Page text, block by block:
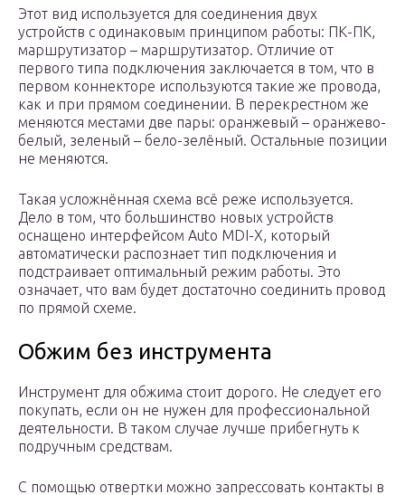
Этот вид используется для соединения двух
устройств с одинаковым принципом работы: ПК-ПК,
маршрутизатор – маршрутизатор. Отличие от
первого типа подключения заключается в том, что в
первом коннекторе используются такие же провода,
как и при прямом соединении. В перекрестном же
меняются местами две пары: оранжевый – оранжево-
белый, зеленый – бело-зелёный. Остальные позиции
не меняются.
Такая усложнённая схема всё реже используется.
Дело в том, что большинство новых устройств
оснащено интерфейсом Auto MDI-X, который
автоматически распознает тип подключения и
подстраивает оптимальный режим работы. Это
означает, что вам будет достаточно соединить провод
по прямой схеме.
Обжим без инструмента
Инструмент для обжима стоит дорого. Не следует его
покупать, если он не нужен для профессиональной
деятельности. В таком случае лучше прибегнуть к
подручным средствам.
С помощью отвертки можно запрессовать контакты в